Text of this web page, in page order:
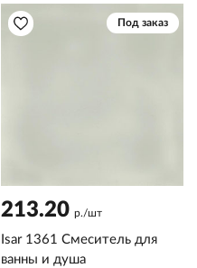
Под заказ
213.20 р./шт
Isar 1361 Смеситель для
ванны и душа